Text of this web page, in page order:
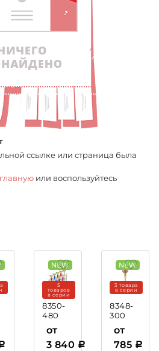
ссылке или страница была
главную или воспользуйтесь
8350-
480
Казимир
(этажерка)
5
товаров
в серии
от
3 840
8348-
300
Минор
3 товара
в серии
от
785